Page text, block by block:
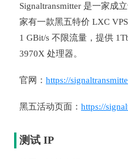
Signaltransmitter 是一家成
家有一款黑五特价 LXC
1 GBit/s 不限流量，提供
3970X 处理器。
官网： https://
黑五活动页面： https://
测试 IP